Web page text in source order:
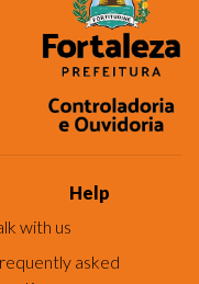
Help
with us
asked